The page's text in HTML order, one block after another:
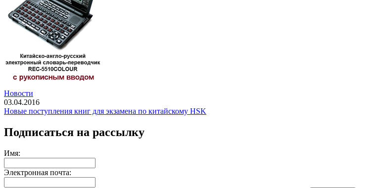
Новости
03.04.2016
Новые поступления книг для экзамена по китайскому HSK
Подписаться на рассылку
Имя:
Электронная почта: